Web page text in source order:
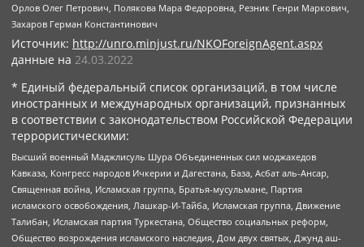
Орлов Олег Петрович, Полякова Мара Федоровна, Резник Генри Маркович,
Захаров Герман Константинович
Источник: http://unro.minjust.ru/NKOForeignAgent.aspx
данные на 24.03.2022
* Единый федеральный список организаций, в том числе
иностранных и международных организаций, признанных
в соответствии с законодательством Российской Федерации
террористическими:
Высший военный Маджлисуль Шура Объединенных сил моджахедов
Кавказа, Конгресс народов Ичкерии и Дагестана, База, Асбат аль-Ансар,
Священная война, Исламская группа, Братья-мусульмане, Партия
исламского освобождения, Лашкар-И-Тайба, Исламская группа, Движение
Талибан, Исламская партия Туркестана, Общество социальных реформ,
Общество возрождения исламского наследия, Дом двух святых, Джунд аш-